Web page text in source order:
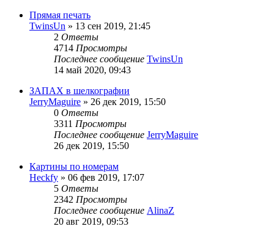
Прямая печать
TwinsUn » 13 сен 2019, 21:45
2 Ответы
4714 Просмотры
Последнее сообщение TwinsUn
14 май 2020, 09:43
ЗАПАХ в шелкографии
JerryMaguire » 26 дек 2019, 15:50
0 Ответы
3311 Просмотры
Последнее сообщение JerryMaguire
26 дек 2019, 15:50
Картины по номерам
Heckfy » 06 фев 2019, 17:07
5 Ответы
2342 Просмотры
Последнее сообщение AlinaZ
20 авг 2019, 09:53